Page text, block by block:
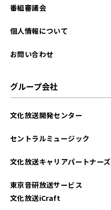
2025年02月
2024年11月
番組審議会
個人情報について
お問い合わせ
グループ会社
文化放送開発センター
セントラルミュージック
文化放送キャリアパートナーズ
東京音研放送サービス
文化放送iCraft